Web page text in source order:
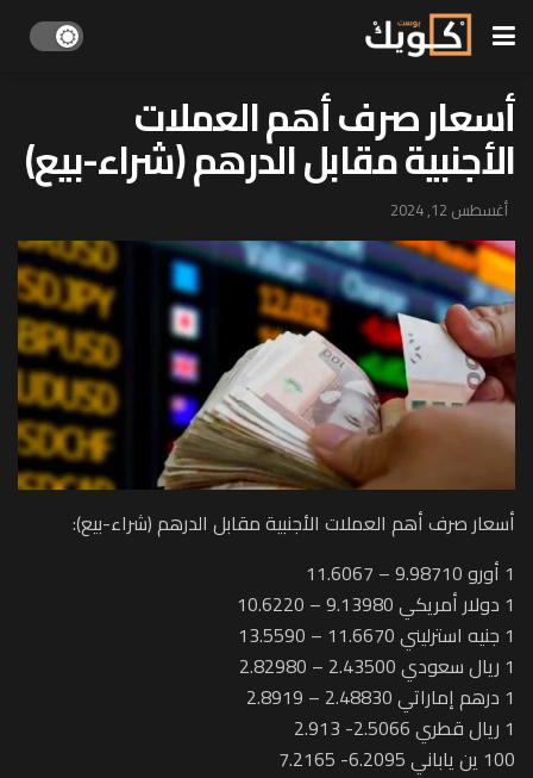
أسعار صرف أهم العملات
الأجنبية مقابل الدرهم (شراء-بيع)
أغسطس 12, 2024
أسعار صرف أهم العملات الأجنبية مقابل الدرهم (شراء-بيع):
1 أورو 9.98710 – 11.6067
1 دولار أمريكي 9.13980 – 10.6220
1 جنيه استرليني 11.6670 – 13.5590
1 ريال سعودي 2.43500 – 2.82980
1 درهم إماراتي 2.48830 – 2.8919
1 ريال قطري 2.5066- 2.913
100 ين ياباني 6.2095- 7.2165